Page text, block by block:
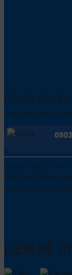
CTY CP ĐẦU
cung cấp máy xây
Trụ sở:Tầng 5, tháp
Đăng Ninh, Phường
LIÊN HỆ